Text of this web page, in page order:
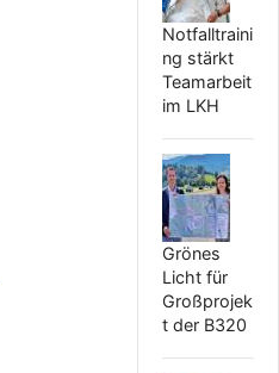
Notfalltraini
ng stärkt
Teamarbeit
im LKH
Grönes
Licht für
Großprojek
t der B320